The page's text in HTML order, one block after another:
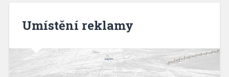
Umístění reklamy